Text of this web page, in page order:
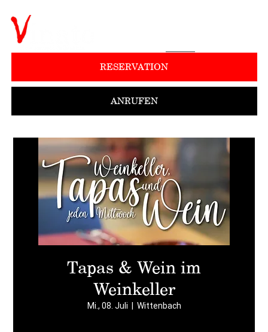
ANRUFEN
RESERVATION
Tapas & Wein im
Weinkeller
Mi., 08. Juli Wittenbach